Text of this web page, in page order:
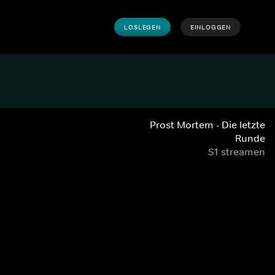
LOSLEGEN EINLOGGEN
Prost Mortem - Die letzte
Runde
S1 streamen